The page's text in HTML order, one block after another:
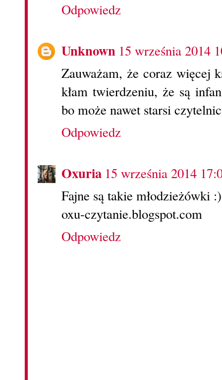
Odpowiedz
Unknown 15 września 2014
Zauważam, że coraz więcej
kłam twierdzeniu, że są
bo może nawet starsi
Odpowiedz
Oxuria 15 września 2014
Fajne są takie młodzieżówki :)
oxu-czytanie.blogspot.com
Odpowiedz